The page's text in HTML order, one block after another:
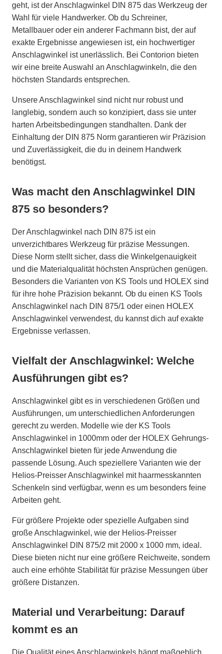
geht, ist der Anschlagwinkel DIN 875 das Werkzeug der
Wahl für viele Handwerker. Ob du Schreiner,
Metallbauer oder ein anderer Fachmann bist, der auf
exakte Ergebnisse angewiesen ist, ein hochwertiger
Anschlagwinkel ist unerlässlich. Bei Contorion bieten
wir eine breite Auswahl an Anschlagwinkeln, die den
höchsten Standards entsprechen.
Unsere Anschlagwinkel sind nicht nur robust und
langlebig, sondern auch so konzipiert, dass sie unter
harten Arbeitsbedingungen standhalten. Dank der
Einhaltung der DIN 875 Norm garantieren wir Präzision
und Zuverlässigkeit, die du in deinem Handwerk
benötigst.
Was macht den Anschlagwinkel DIN
875 so besonders?
Der Anschlagwinkel nach DIN 875 ist ein
unverzichtbares Werkzeug für präzise Messungen.
Diese Norm stellt sicher, dass die Winkelgenauigkeit
und die Materialqualität höchsten Ansprüchen genügen.
Besonders die Varianten von KS Tools und HOLEX sind
für ihre hohe Präzision bekannt. Ob du einen KS Tools
Anschlagwinkel nach DIN 875/1 oder einen HOLEX
Anschlagwinkel verwendest, du kannst dich auf exakte
Ergebnisse verlassen.
Vielfalt der Anschlagwinkel: Welche
Ausführungen gibt es?
Anschlagwinkel gibt es in verschiedenen Größen und
Ausführungen, um unterschiedlichen Anforderungen
gerecht zu werden. Modelle wie der KS Tools
Anschlagwinkel in 1000mm oder der HOLEX Gehrungs-
Anschlagwinkel bieten für jede Anwendung die
passende Lösung. Auch speziellere Varianten wie der
Helios-Preisser Anschlagwinkel mit haarmesskannten
Schenkeln sind verfügbar, wenn es um besonders feine
Arbeiten geht.
Für größere Projekte oder spezielle Aufgaben sind
große Anschlagwinkel, wie der Helios-Preisser
Anschlagwinkel DIN 875/2 mit 2000 x 1000 mm, ideal.
Diese bieten nicht nur eine größere Reichweite, sondern
auch eine erhöhte Stabilität für präzise Messungen über
größere Distanzen.
Material und Verarbeitung: Darauf
kommt es an
Die Qualität eines Anschlagwinkels hängt maßgeblich